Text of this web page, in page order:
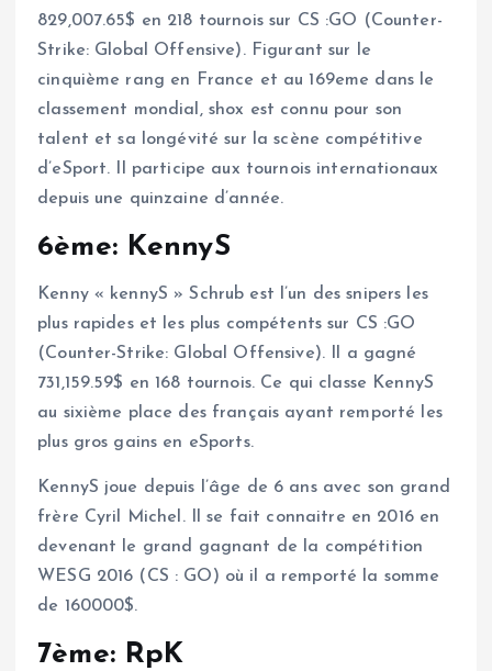
829,007.65$ en 218 tournois sur CS :GO (Counter-
Strike: Global Offensive). Figurant sur le
cinquième rang en France et au 169eme dans le
classement mondial, shox est connu pour son
talent et sa longévité sur la scène compétitive
d’eSport. Il participe aux tournois internationaux
depuis une quinzaine d’année.
6ème: KennyS
Kenny « kennyS » Schrub est l’un des snipers les
plus rapides et les plus compétents sur CS :GO
(Counter-Strike: Global Offensive). Il a gagné
731,159.59$ en 168 tournois. Ce qui classe KennyS
au sixième place des français ayant remporté les
plus gros gains en eSports.
KennyS joue depuis l’âge de 6 ans avec son grand
frère Cyril Michel. Il se fait connaitre en 2016 en
devenant le grand gagnant de la compétition
WESG 2016 (CS : GO) où il a remporté la somme
de 160000$.
7ème: RpK